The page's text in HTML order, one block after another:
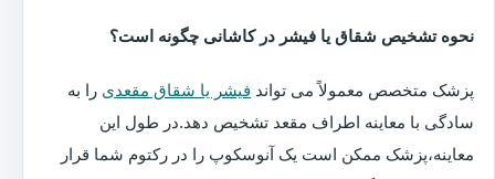
نحوه تشخیص شقاق یا فیشر در کاشانی چگونه است؟
پزشک متخصص معمولاً می تواند فیشر یا شقاق مقعدی را به
سادگی با معاینه اطراف مقعد تشخیص دهد.در طول این
معاینه،پزشک ممکن است یک آنوسکوپ را در رکتوم شما قرار